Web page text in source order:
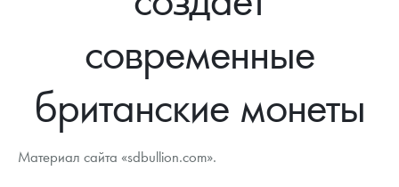
Памятные монеты России и СССР
Монеты Царской России
Монеты стран мира после 1950г
Георгий Победоносец
Золотой червонец Сеятель
Выкуп монет
Информация
Распродажа монет и жетонов
Аналитика и события
Итоги 2025 года. Прогноз курсов золота, серебра, платины на
2026 год
Cтатьи
Курс золота и серебра
Контакты
современные
британские монеты
Материал сайта «sdbullion.com».